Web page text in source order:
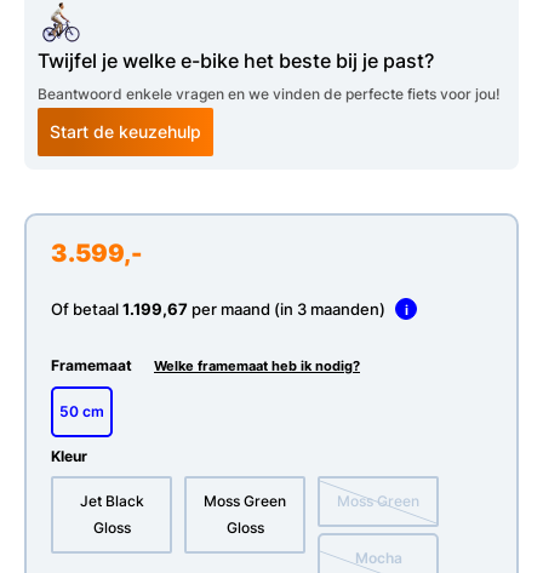
Twijfel je welke e-bike het beste bij je past?
Beantwoord enkele vragen en we vinden de perfecte fiets voor jou!
Start de keuzehulp
3.599,-
Of betaal1.199,67 per maand (in 3 maanden) i
Framemaat Welke framemaat heb ik nodig?
50 cm
Kleur
Jet Black
Gloss
Moss Green
Gloss
Moss Green
Mocha